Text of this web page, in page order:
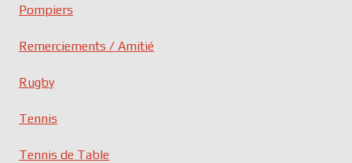
Pompiers
Remerciements / Amitié
Rugby
Tennis
Tennis de Table